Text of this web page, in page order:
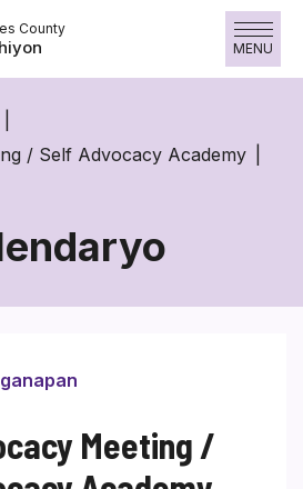
County
MENU
/ Self Advocacy Academy
Meeting /